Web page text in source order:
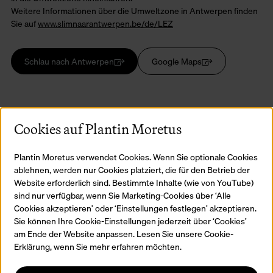
Weitere Informationen über die Umweltzone in Antwerpen finden
Sie aufwww.slimnaarantwerpen.be/de/LEZ
Schlau nach Antwerpen Google Maps
Cookies auf Plantin Moretus
Plantin Moretus verwendet Cookies. Wenn Sie optionale Cookies
ablehnen, werden nur Cookies platziert, die für den Betrieb der
Website erforderlich sind. Bestimmte Inhalte (wie von YouTube)
sind nur verfügbar, wenn Sie Marketing-Cookies über ‘Alle
Cookies akzeptieren’ oder ‘Einstellungen festlegen’ akzeptieren.
Sie können Ihre Cookie-Einstellungen jederzeit über ‘Cookies’
am Ende der Website anpassen. Lesen Sie unsere Cookie-
Erklärung, wenn Sie mehr erfahren möchten.